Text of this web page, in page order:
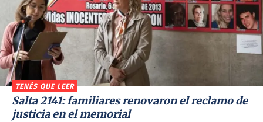
TENÉS QUE LEER
Salta 2141: familiares renovaron el reclamo de
justicia en el memorial